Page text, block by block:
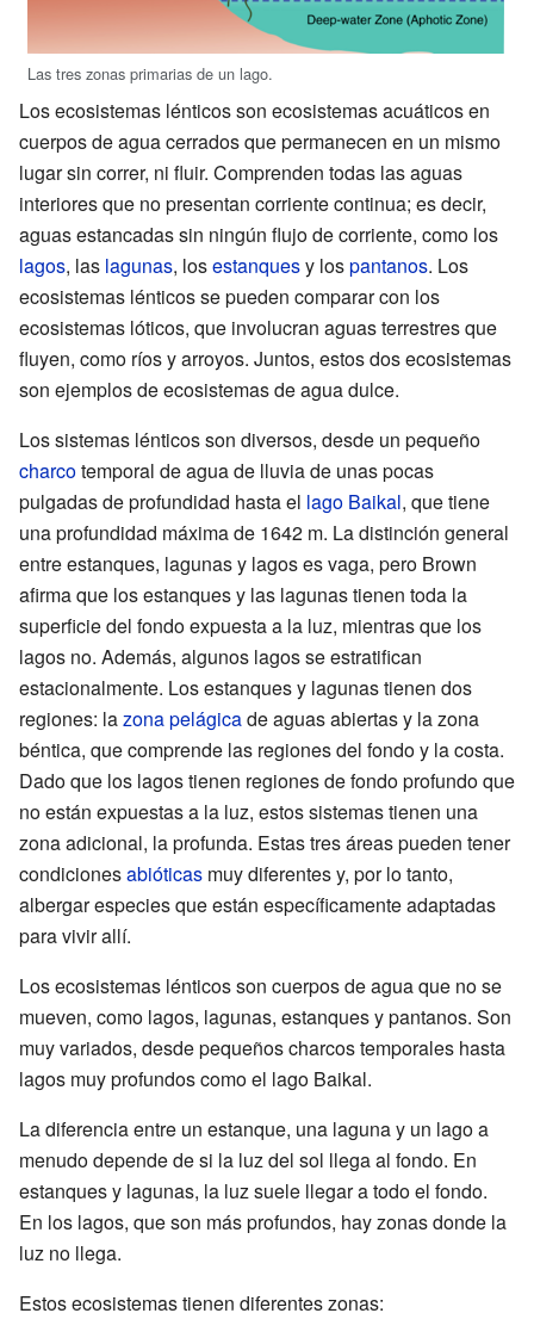
Las tres zonas primarias de un lago.
Los ecosistemas lénticos son ecosistemas acuáticos en
cuerpos de agua cerrados que permanecen en un mismo
lugar sin correr, ni fluir. Comprenden todas las aguas
interiores que no presentan corriente continua; es decir,
aguas estancadas sin ningún flujo de corriente, como los
lagos, las lagunas, losestanquesy lospantanos. Los
ecosistemas lénticos se pueden comparar con los
ecosistemas lóticos, que involucran aguas terrestres que
fluyen, como ríos y arroyos. Juntos, estos dos ecosistemas
son ejemplos de ecosistemas de agua dulce.
Los sistemas lénticos son diversos, desde un pequeño
charcotemporal de agua de lluvia de unas pocas
pulgadas de profundidad hasta el lago Baikal, que tiene
una profundidad máxima de 1642 m. La distinción general
entre estanques, lagunas y lagos es vaga, pero Brown
afirma que los estanques y las lagunas tienen toda la
superficie del fondo expuesta a la luz, mientras que los
lagos no. Además, algunos lagos se estratifican
estacionalmente. Los estanques y lagunas tienen dos
regiones: lazona pelágicade aguas abiertas y la zona
béntica, que comprende las regiones del fondo y la costa.
Dado que los lagos tienen regiones de fondo profundo que
no están expuestas a la luz, estos sistemas tienen una
zona adicional, la profunda. Estas tres áreas pueden tener
condicionesabióticas muy diferentes y, por lo tanto,
albergar especies que están específicamente adaptadas
para vivir allí.
Los ecosistemas lénticos son cuerpos de agua que no se
mueven, como lagos, lagunas, estanques y pantanos. Son
muy variados, desde pequeños charcos temporales hasta
lagos muy profundos como el lago Baikal.
La diferencia entre un estanque, una laguna y un lago a
menudo depende de si la luz del sol llega al fondo. En
estanques y lagunas, la luz suele llegar a todo el fondo.
En los lagos, que son más profundos, hay zonas donde la
luz no llega.
Estos ecosistemas tienen diferentes zonas: